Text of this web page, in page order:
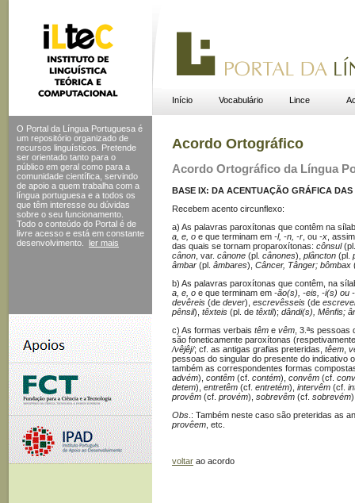
Início Vocabulário Lince
O Portal da Língua Portuguesa é
um repositório organizado de
recursos linguísticos. Pretende
ser orientado tanto para o
público em geral como para a
comunidade científica, servindo
de apoio a quem trabalha com a
língua portuguesa e a todos os
que têm interesse ou dúvidas
sobre o seu funcionamento.
Todo o conteúdo do Portal é de
livre acesso e está em constante
desenvolvimento.
ler mais
Acordo Ortográfico
Acordo Ortográfico da Língua
BASE IX: DA ACENTUAÇÃO GRÁFICA DAS
Recebem acento circunflexo:
a) As palavras paroxítonas que contêm na
a, e, o e que terminam em -l, -n, -r , ou -x ,
das quais se tornam proparoxítonas: cônsul
cânon , var. cânone (pl. cânones), plâncton (pl.
âmbar (pl. âmbares), Câncer, Tânger; bômbax
b) As palavras paroxítonas que contêm, na
a, e, o e que terminam em -ão(s), -eis, -i(s) ou
devêreis (de dever), escrevêsseis (de
pênsil), têxteis (pl. de têxtil); dândi(s), Mênfis;
c) As formas verbais têm e vêm , 3.ª­s
são foneticamente paroxítonas
/vêjêj/; cf. as antigas grafias preteridas, têem
pessoas do singular do presente do indicativo
também as correspondentes formas
advém), contêm (cf. contém), convêm (cf.
detem), entretêm (cf. entretém), intervêm (cf.
provêm (cf. provém), sobrevêm (cf. sobrevém
Obs .: Também neste caso são preteridas as
provêem , etc.
voltar ao acordo